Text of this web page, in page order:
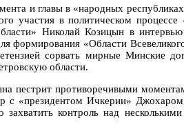
и главы в «народных
участия в политическом
Николай Козицын в
формирования «Области
сорвать мирные Минские
области.
пестрит противоречивыми
с «президентом Ичкерии»
захватить контроль над